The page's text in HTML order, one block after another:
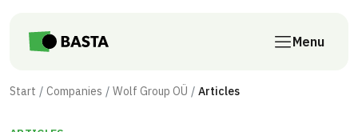
Menu
Start Companies Wolf Group OÜ Articles